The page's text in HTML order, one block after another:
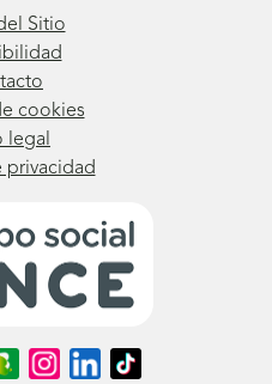
Sitio
cookies
legal
privacidad
SíguenosSíguenosSíguenos